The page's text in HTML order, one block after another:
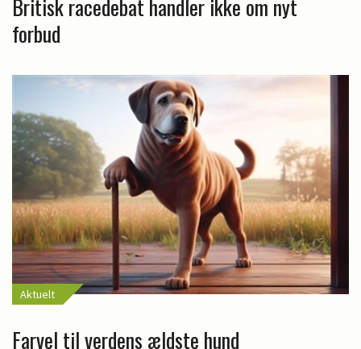
Britisk racedebat handler ikke om nyt
forbud
Aktuelt
Farvel til verdens ældste hund